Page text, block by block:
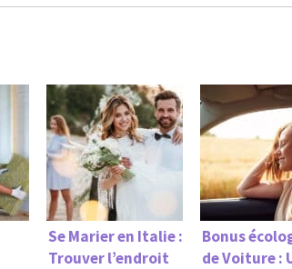
Se Marier en Italie :
Trouver l’endroit
Bonus
de Voiture :